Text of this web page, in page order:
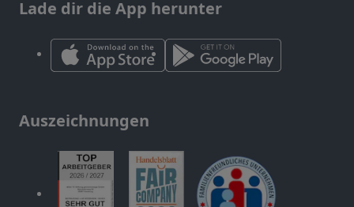
Lade dir die App herunter
Auszeichnungen